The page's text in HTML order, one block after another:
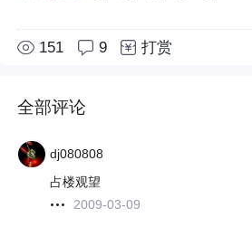
151 9 打赏
全部评论
dj080808
占楼观望
2009-03-09